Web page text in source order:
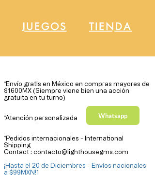
JUEGOS TIENDA
*Envío gratis en México en compras mayores de
$1600MX (Siempre viene bien una acción
gratuita en tu turno)
*Atención personalizada
*Pedidos internacionales - International
Shipping
Contact : contacto@lighthousegms.com
¡Hasta el 20 de Diciembres - Envíos nacionales
a $99MXN!1
Whatsapp